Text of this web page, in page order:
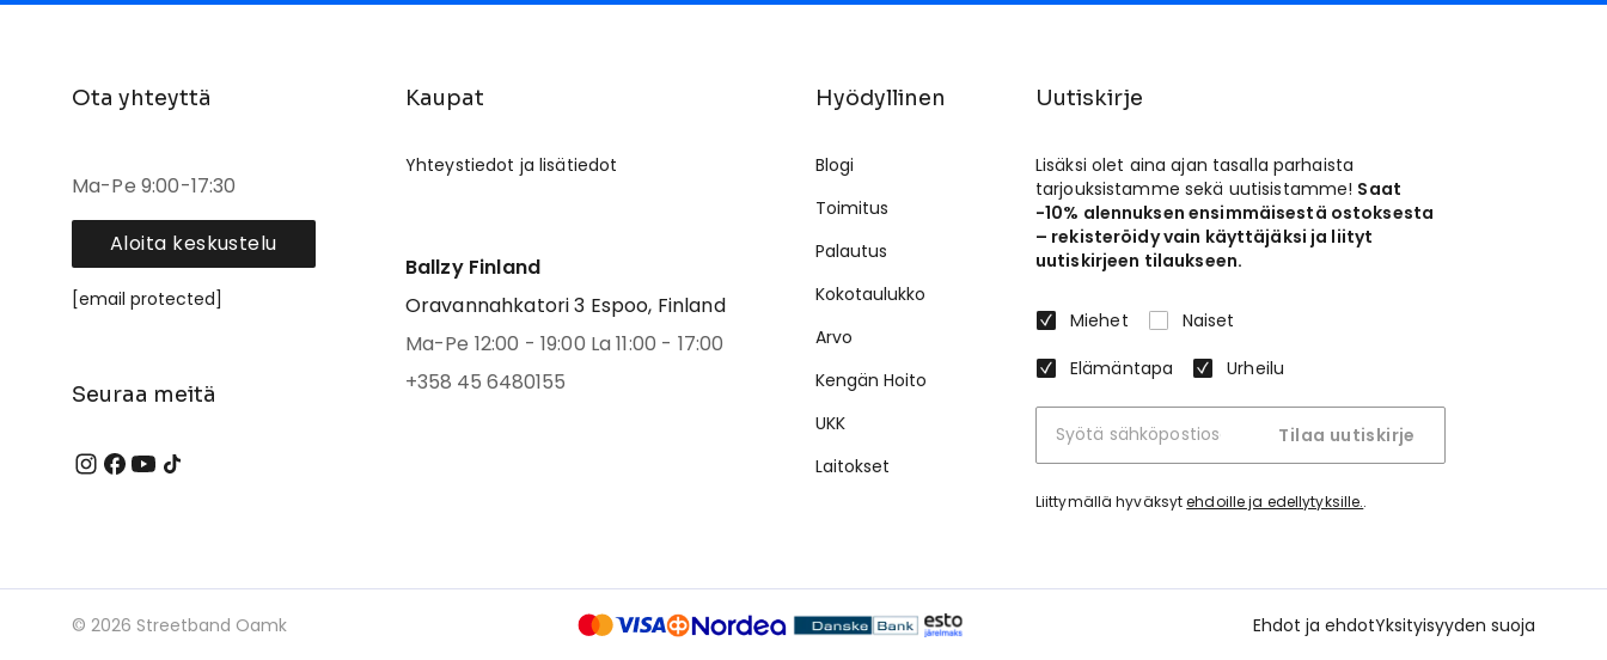
Ota yhteyttä
Ma-Pe 9:00-17:30
Aloita keskustelu
[email protected]
Seuraa meitä
Kaupat
Yhteystiedot ja lisätiedot
Ballzy Finland
Oravannahkatori 3 Espoo, Finland
Ma-Pe 12:00 - 19:00 La 11:00 - 17:00
+358 45 6480155
Hyödyllinen
Blogi
Toimitus
Palautus
Kokotaulukko
Arvo
Kengän Hoito
UKK
Laitokset
Uutiskirje
Lisäksi olet aina ajan tasalla parhaista
tarjouksistamme sekä uutisistamme! Saat
-10% alennuksen ensimmäisestä ostoksesta
– rekisteröidy vain käyttäjäksi ja liityt
uutiskirjeen tilaukseen.
Miehet
Naiset
Elämäntapa
Urheilu
Tilaa uutiskirje
Liittymällä hyväksytehdoille ja edellytyksille..
© 2026 Streetband Oamk Ehdot ja ehdotYksityisyyden suoja